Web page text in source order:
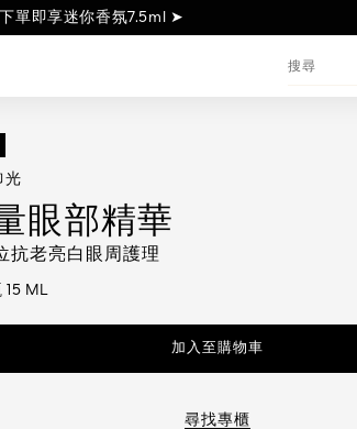
家蜂王乳蜜露 15m ➤
滿額6000享7件禮，再享LINE POINTS 300點 ➤
單即贈 蜂蜜修護白霜3ml ➤
24K精華粉底5ml ➤
單即享迷你香氛7.5ml ➤
為心愛的她獻上藝術傑作 ➤
光
眼部精華
抗老亮白眼周護理
按壓瓶 15 ML
加入至購物車
尋找專櫃